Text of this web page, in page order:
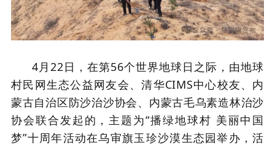
4月22日，在第56个世界地球日之际，由地球
村民网生态公益网友会、清华CIMS中心校友、内
蒙古自治区防沙治沙协会、内蒙古毛乌素造林治沙
协会联合发起的，主题为“播绿地球村 美丽中国
梦”十周年活动在乌审旗玉珍沙漠生态园举办，活